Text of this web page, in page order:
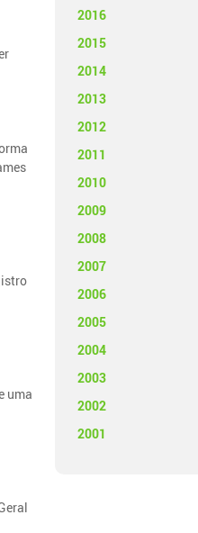
uma
2016
2015
2014
2013
2012
2011
2010
2009
2008
2007
2006
2005
2004
2003
2002
2001